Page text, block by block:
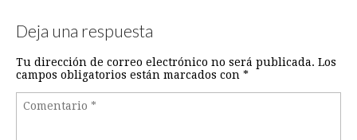
Deja una respuesta
Tu dirección de correo electrónico no será publicada. Los
campos obligatorios están marcados con *